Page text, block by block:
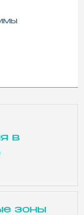
в
зоны